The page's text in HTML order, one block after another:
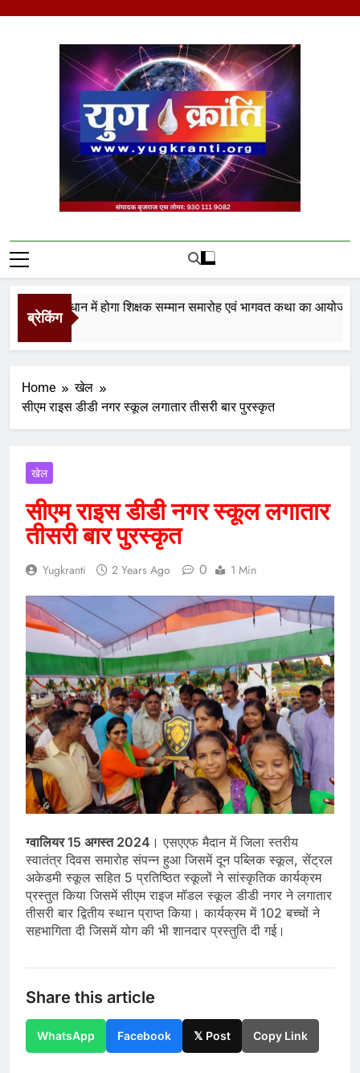
Yug Kranti | Trusted
News Portal
ब्रेकिंग
के तत्वाधान में होगा शिक्षक सम्मान समारोह एवं भागवत कथा का आयोजन
Home
खेल
सीएम राइस डीडी नगर स्कूल लगातार तीसरी बार पुरस्कृत
खेल
सीएम राइस डीडी नगर स्कूल लगातार
तीसरी बार पुरस्कृत
Yugkranti 2 Years Ago 0 1 Min
ग्वालियर 15 अगस्त 2024 । एसएएफ मैदान में जिला स्तरीय
स्वातंत्र दिवस समारोह संपन्न हुआ जिसमें दून पब्लिक स्कूल, सेंट्रल
अकेडमी स्कूल सहित 5 प्रतिष्ठित स्कूलों ने सांस्कृतिक कार्यक्रम
प्रस्तुत किया जिसमें सीएम राइज मॉडल स्कूल डीडी नगर ने लगातार
तीसरी बार द्वितीय स्थान प्राप्त किया। कार्यक्रम में 102 बच्चों ने
सहभागिता दी जिसमें योग की भी शानदार प्रस्तुति दी गई।
Share this article
WhatsApp Facebook 𝕏 Post Copy Link